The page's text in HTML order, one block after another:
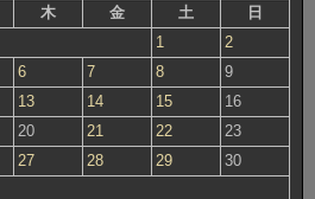
木 金 土 日
1
2
6 7 8
9
13 14 15
16
20 21 22
23
27 28 29
30